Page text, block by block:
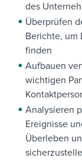
des
Überprüfen
Berichte, um
finden
Aufbauen
wichtigen
Analysieren
Ereignisse
Überleben